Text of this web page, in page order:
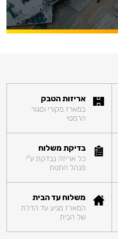
אריזות הטבק
במארז מקורי וסגור
הרמטי
בדיקת משלוח
כל אריזה נבדקת ע"י
מנהל החנות
משלוח עד הבית
המארז מגיע עד הדלת
של הבית